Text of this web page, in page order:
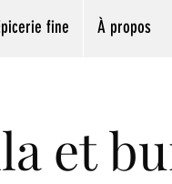
fine À propos
et